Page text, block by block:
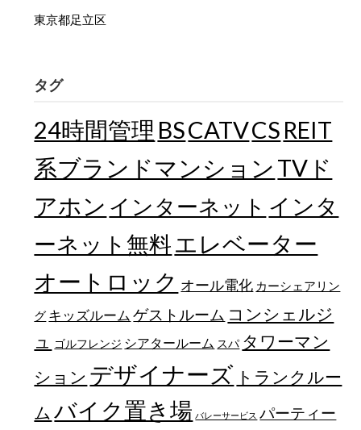
東京都足立区
タグ
24時間管理 BSCATVCS REIT
系ブランドマンション TVド
アホン インターネット インタ
ーネット無料エレベーター
オートロック オール電化 カーシェアリン
グ キッズルーム ゲストルーム コンシェルジ
ュ
ゴルフレンジ シアタールーム スパ タワーマン
ション デザイナーズ トランクルー
ム バイク置き場 バレーサービス パーティー